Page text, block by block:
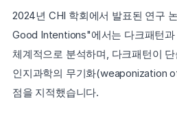
2024년 CHI 학회에서 발표된 연구
Good Intentions"에서는 다크패턴
체계적으로 분석하며, 다크패턴이
인지과학의 무기화(weaponization
점을 지적했습니다.